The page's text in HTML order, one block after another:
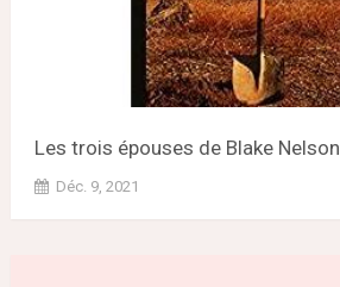
Les trois épouses de Blake Nelson
Déc. 9, 2021